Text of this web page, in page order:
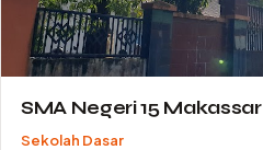
SMA Negeri 15 Makassar
Sekolah Dasar